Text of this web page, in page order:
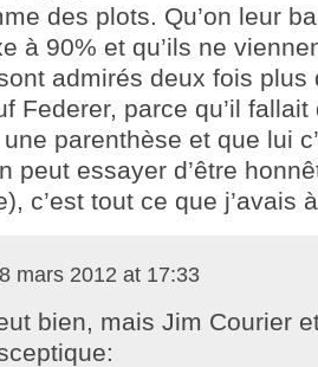
des plots. Qu’on leur
à 90% et qu’ils ne
admirés deux fois plus
Federer, parce qu’il
parenthèse et que lui
peut essayer d’être
c’est tout ce que j’avais
mars 2012 at 17:33
bien, mais Jim Courier